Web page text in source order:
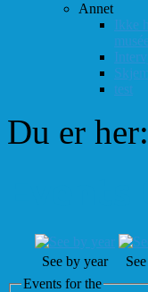
Annet
Ikke
test
Du er her:
See by year
Events for the